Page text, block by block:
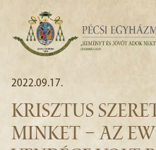
2022.09.17.
KRISZTUS
MINKET – AZ